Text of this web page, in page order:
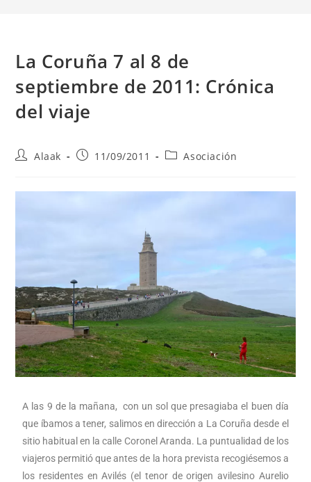
La Coruña 7 al 8 de
septiembre de 2011: Crónica
del viaje
Alaak 11/09/2011 Asociación
A las 9 de la mañana, con un sol que presagiaba el buen día
que íbamos a tener, salimos en dirección a La Coruña desde el
sitio habitual en la calle Coronel Aranda. La puntualidad de los
viajeros permitió que antes de la hora prevista recogiésemos a
los residentes en Avilés (el tenor de origen avilesino Aurelio